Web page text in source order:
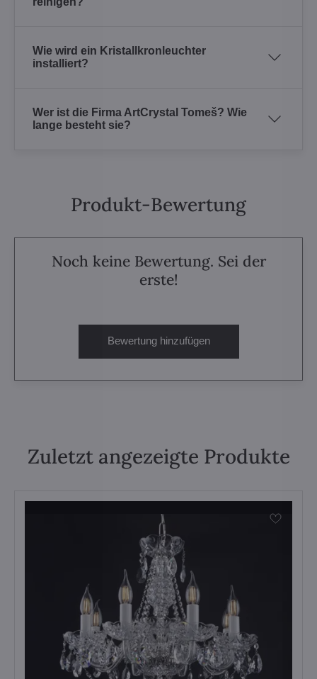
Wie wird ein Kristallkronleuchter
installiert?
Wer ist die Firma ArtCrystal Tomeš? Wie
lange besteht sie?
Produkt-Bewertung
Noch keine Bewertung. Sei der
erste!
Bewertung hinzufügen
Zuletzt angezeigte Produkte